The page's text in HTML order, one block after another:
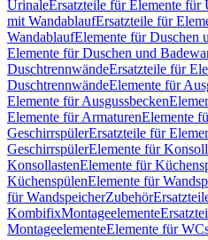
UrinaleErsatzteile für Elemente für
mit WandablaufErsatzteile für
WandablaufElemente für Duschen
Elemente für Duschen und
DuschtrennwändeErsatzteile für
DuschtrennwändeElemente für
Elemente für Ausgussbecken
Elemente für ArmaturenElemente
GeschirrspülerErsatzteile für
GeschirrspülerElemente für
KonsollastenElemente für
KüchenspülenElemente für
für WandspeicherZubehör
KombifixMontageelemente
MontageelementeElemente für